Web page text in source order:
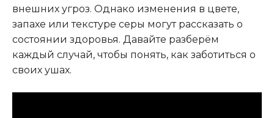
внешних угроз. Однако изменения в цвете,
запахе или текстуре серы могут рассказать о
состоянии здоровья. Давайте разберём
каждый случай, чтобы понять, как заботиться о
своих ушах.